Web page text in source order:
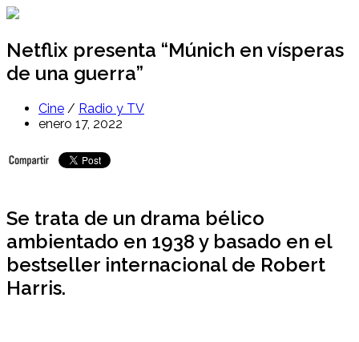
Ir
contenido
Netflix presenta “Múnich en vísperas
de una guerra”
Cine / Radio y TV
enero 17, 2022
Se trata de un drama bélico
ambientado en 1938 y basado en el
bestseller internacional de Robert
Harris.